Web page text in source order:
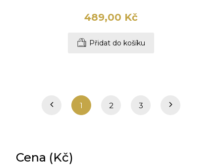
489,00 Kč
Přidat do košíku
1 2 3
Cena (Kč)